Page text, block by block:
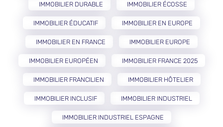
IMMOBILIER DURABLE IMMOBILIER ÉCOSSE
IMMOBILIER ÉDUCATIF IMMOBILIER EN EUROPE
IMMOBILIER EN FRANCE IMMOBILIER EUROPE
IMMOBILIER EUROPÉEN IMMOBILIER FRANCE 2025
IMMOBILIER FRANCILIEN IMMOBILIER HÔTELIER
IMMOBILIER INCLUSIF IMMOBILIER INDUSTRIEL
IMMOBILIER INDUSTRIEL ESPAGNE